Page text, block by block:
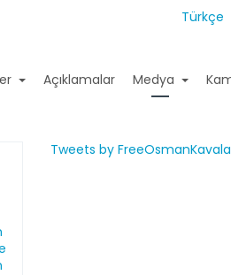
Türkçe
Açıklamalar Medya
Tweets by FreeOsmanKavala